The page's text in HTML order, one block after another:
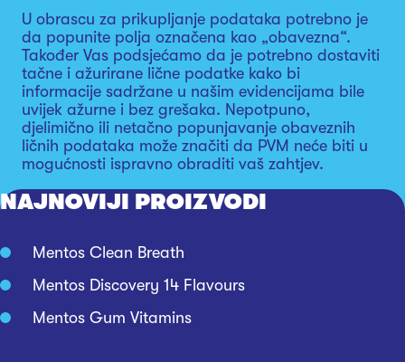
U obrascu za prikupljanje podataka potrebno je
da popunite polja označena kao „obavezna“.
Također Vas podsjećamo da je potrebno dostaviti
tačne i ažurirane lične podatke kako bi
informacije sadržane u našim evidencijama bile
uvijek ažurne i bez grešaka. Nepotpuno,
djelimično ili netačno popunjavanje obaveznih
ličnih podataka može značiti da PVM neće biti u
mogućnosti ispravno obraditi vaš zahtjev.
NAJNOVIJI PROIZVODI
Mentos Clean Breath
Mentos Discovery 14 Flavours
Mentos Gum Vitamins